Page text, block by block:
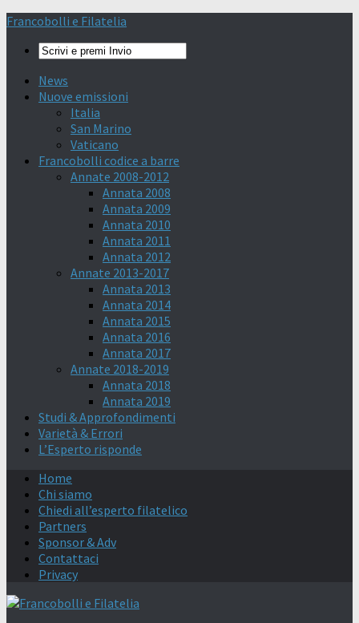
Francobolli e Filatelia
News
Nuove emissioni
Italia
San Marino
Vaticano
Francobolli codice a barre
Annate 2008-2012
Annata 2008
Annata 2009
Annata 2010
Annata 2011
Annata 2012
Annate 2013-2017
Annata 2013
Annata 2014
Annata 2015
Annata 2016
Annata 2017
Annate 2018-2019
Annata 2018
Annata 2019
Studi & Approfondimenti
Varietà & Errori
L’Esperto risponde
Home
Chi siamo
Chiedi all’esperto filatelico
Partners
Sponsor & Adv
Contattaci
Privacy